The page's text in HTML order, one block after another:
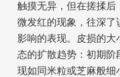
触摸无异，但在搓揉后
微发红的现象，往深了
影响的表现。皮损的大
态的扩散趋势：初期阶
现如同米粒或芝麻般细